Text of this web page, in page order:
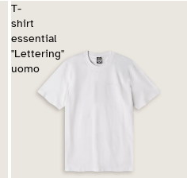
T-
shirt
essential
"Lettering"
uomo